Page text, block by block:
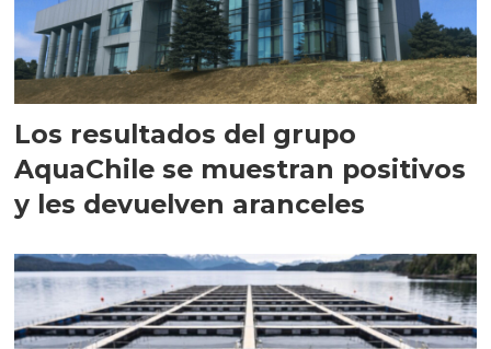
Los resultados del grupo
AquaChile se muestran positivos
y les devuelven aranceles